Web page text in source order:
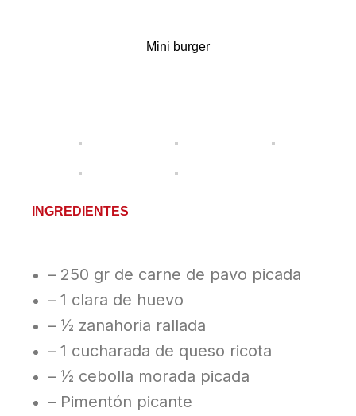
Mini burger
INGREDIENTES
– 250 gr de carne de pavo picada
– 1 clara de huevo
– ½ zanahoria rallada
– 1 cucharada de queso ricota
– ½ cebolla morada picada
– Pimentón picante